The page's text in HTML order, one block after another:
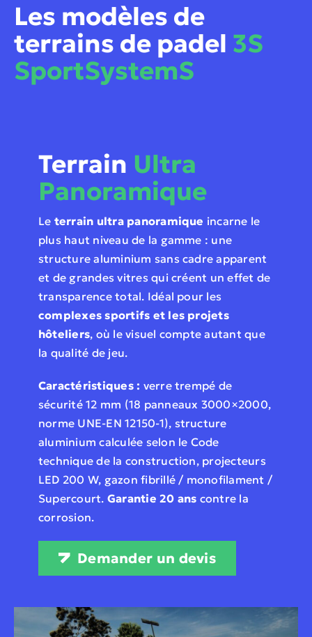
Les modèles de
terrains de padel 3S
SportSystemS
Terrain Ultra
Panoramique
Le terrain ultra panoramique incarne le
plus haut niveau de la gamme : une
structure aluminium sans cadre apparent
et de grandes vitres qui créent un effet de
transparence total. Idéal pour les
complexes sportifs et les projets
hôteliers, où le visuel compte autant que
la qualité de jeu.
Caractéristiques : verre trempé de
sécurité 12 mm (18 panneaux 3000×2000,
norme UNE-EN 12150-1), structure
aluminium calculée selon le Code
technique de la construction, projecteurs
LED 200 W, gazon fibrillé / monofilament /
Supercourt. Garantie 20 ans contre la
corrosion.
Demander un devis